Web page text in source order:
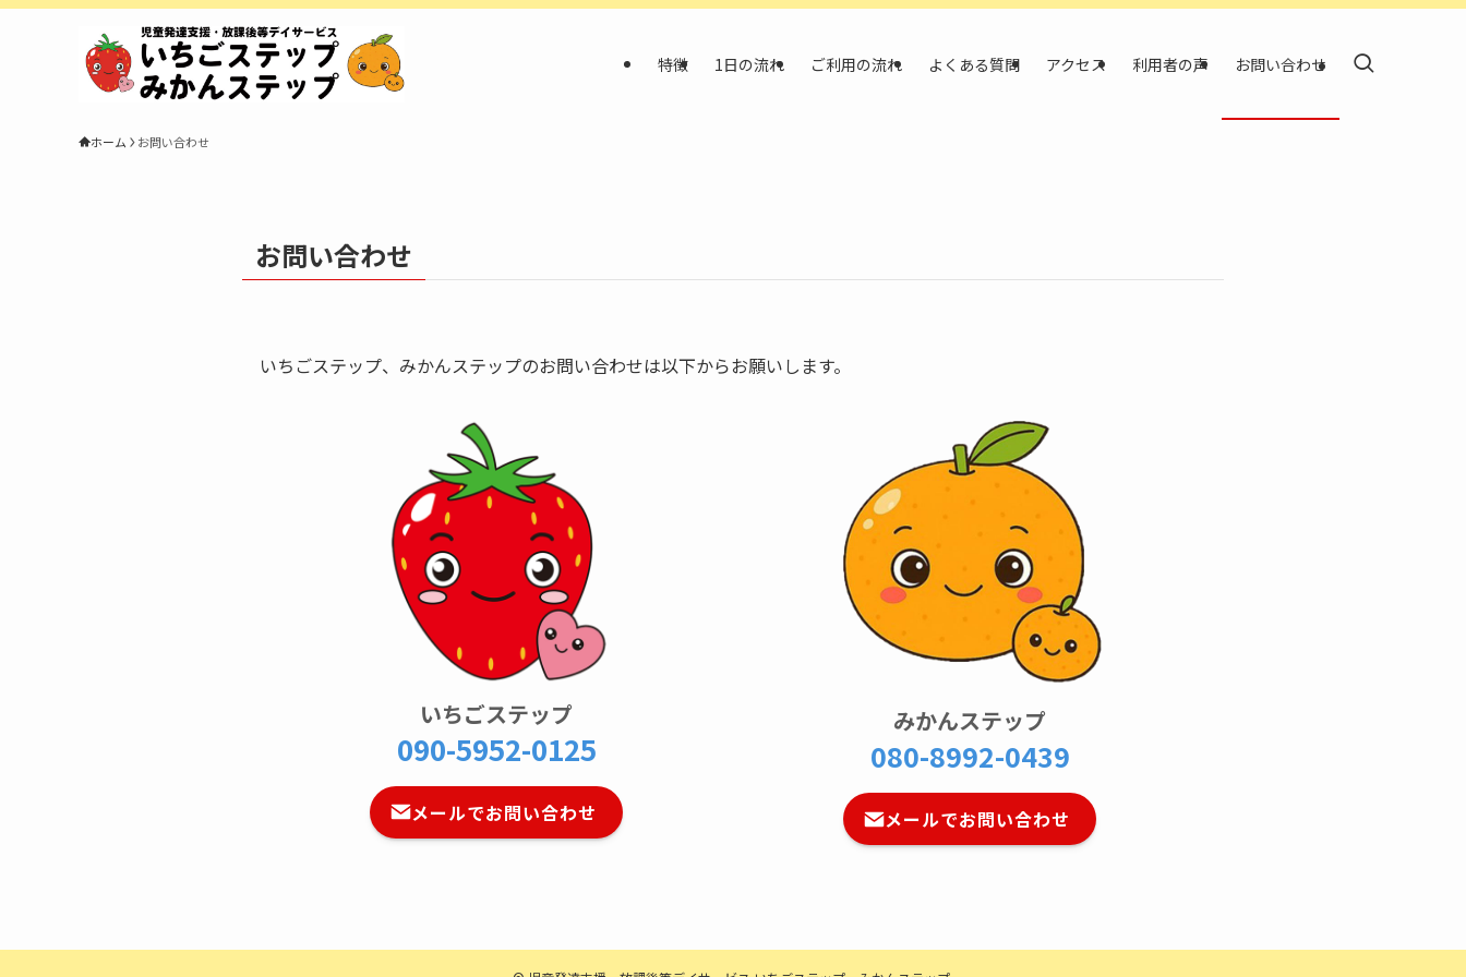
特徴 1日の流れ ご利用の流れ よくある質問 アクセス 利用者の声 お問い合わせ
ホーム お問い合わせ
お問い合わせ
いちごステップ、みかんステップのお問い合わせは以下からお願いします。
いちごステップ
090-5952-0125
メールでお問い合わせ
みかんステップ
080-8992-0439
メールでお問い合わせ